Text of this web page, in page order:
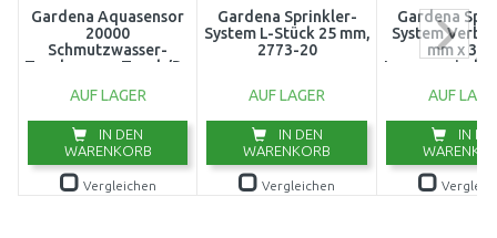
Gardena Aquasensor
20000
Schmutzwasser-
Tauchpumpe,Tauch/Druckpumpe
9044-20
AUF LAGER
IN DEN
WARENKORB
Vergleichen
Gardena Sprinkler-
System L-Stück 25 mm,
2773-20
AUF LAGER
IN DEN
WARENKORB
Vergleichen
Gardena
System
mm x 3/
Innengewinde
AUF
IN